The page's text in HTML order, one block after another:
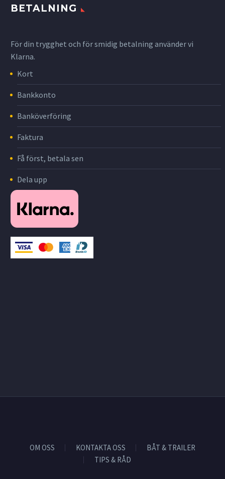
BETALNING
För din trygghet och för smidig betalning använder vi
Klarna.
Kort
Bankkonto
Banköverföring
Faktura
Få först, betala sen
Dela upp
OM OSS KONTAKTA OSS
BÅT & TRAILER
TIPS & RÅD